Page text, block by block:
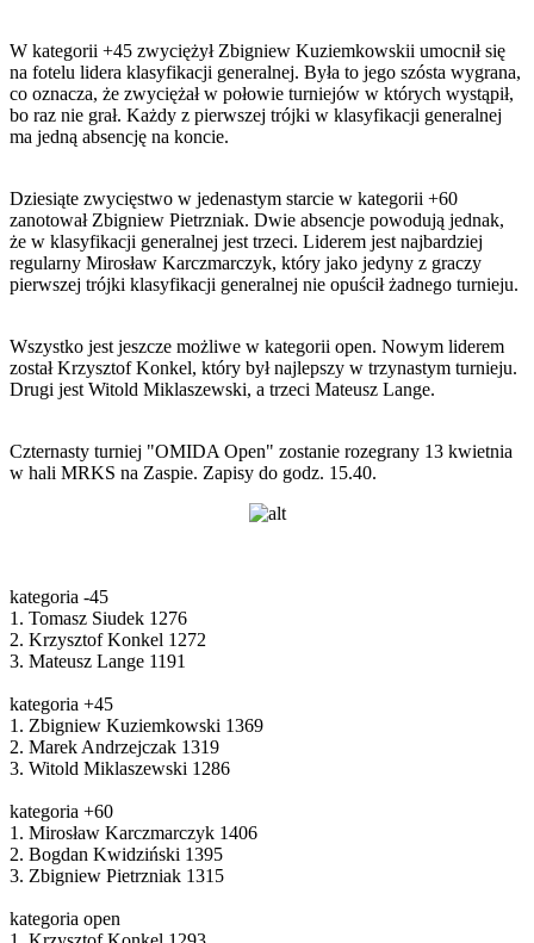
W kategorii +45 zwyciężył Zbigniew Kuziemkowskii umocnił się
na fotelu lidera klasyfikacji generalnej. Była to jego szósta wygrana,
co oznacza, że zwyciężał w połowie turniejów w których wystąpił,
bo raz nie grał. Każdy z pierwszej trójki w klasyfikacji generalnej
ma jedną absencję na koncie.
Dziesiąte zwycięstwo w jedenastym starcie w kategorii +60
zanotował Zbigniew Pietrzniak. Dwie absencje powodują jednak,
że w klasyfikacji generalnej jest trzeci. Liderem jest najbardziej
regularny Mirosław Karczmarczyk, który jako jedyny z graczy
pierwszej trójki klasyfikacji generalnej nie opuścił żadnego turnieju.
Wszystko jest jeszcze możliwe w kategorii open. Nowym liderem
został Krzysztof Konkel, który był najlepszy w trzynastym turnieju.
Drugi jest Witold Miklaszewski, a trzeci Mateusz Lange.
Czternasty turniej "OMIDA Open" zostanie rozegrany 13 kwietnia
w hali MRKS na Zaspie. Zapisy do godz. 15.40.
kategoria -45
1. Tomasz Siudek 1276
2. Krzysztof Konkel 1272
3. Mateusz Lange 1191
kategoria +45
1. Zbigniew Kuziemkowski 1369
2. Marek Andrzejczak 1319
3. Witold Miklaszewski 1286
kategoria +60
1. Mirosław Karczmarczyk 1406
2. Bogdan Kwidziński 1395
3. Zbigniew Pietrzniak 1315
kategoria open